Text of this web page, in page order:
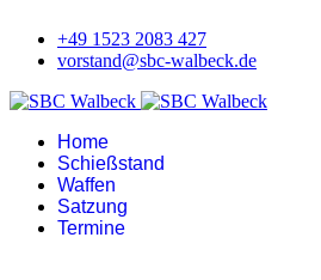
+49 1523 2083 427
vorstand@sbc-walbeck.de
Home
Schießstand
Waffen
Satzung
Termine